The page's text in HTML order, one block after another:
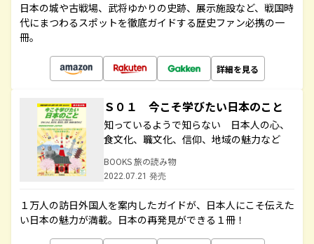
日本の城や古戦場、武将ゆかりの史跡、展示施設など、戦国時
代にまつわるスポットを徹底ガイドする歴史ファン必携の一
冊。
詳細を見る
Ｓ０１ 今こそ学びたい日本のこと
知っているようで知らない 日本人の心、
食文化、職文化、信仰、地域の魅力など
BOOKS 旅の読み物
2022.07.21 発売
１万人の訪日外国人を案内したガイドが、日本人にこそ伝えた
い日本の魅力が満載。日本の再発見ができる１冊！